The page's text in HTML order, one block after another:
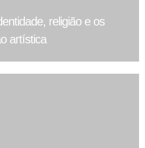
religião e os
artística